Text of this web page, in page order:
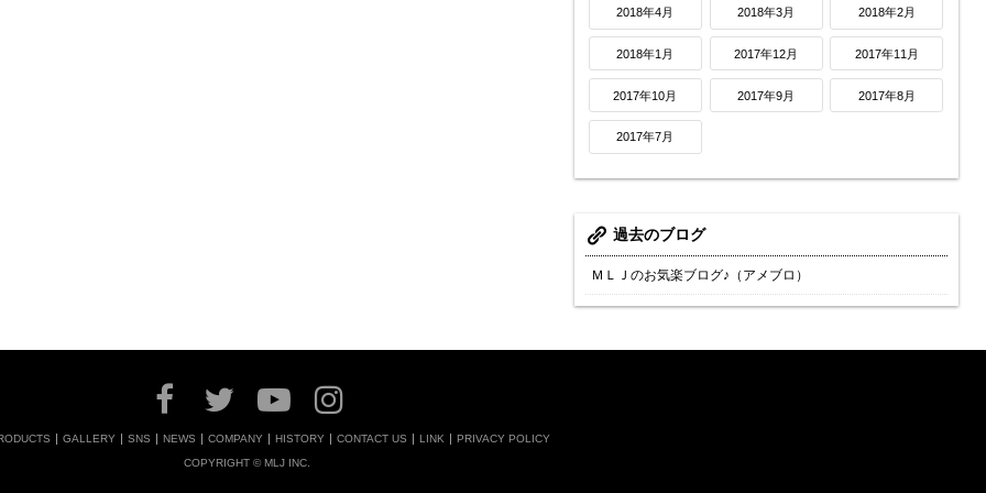
2018年4月 2018年3月 2018年2月
2018年1月 2017年12月 2017年11月
2017年10月 2017年9月 2017年8月
2017年7月
過去のブログ
ＭＬＪのお気楽ブログ♪（アメブロ）
GALLERY SNS NEWS COMPANY HISTORY CONTACT US LINK
PRIVACY POLICY
COPYRIGHT © MLJ INC.